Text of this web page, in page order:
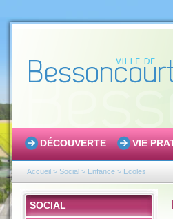
DÉCOUVERTE VIE
Accueil > Social > Enfance > Ecoles
SOCIAL